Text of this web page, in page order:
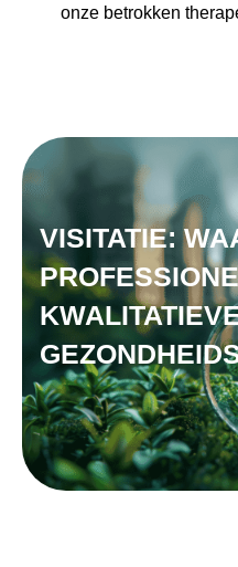
onze betrokken
VISITATIE: